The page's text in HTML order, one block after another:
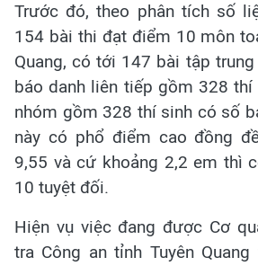
Trước đó, theo phân tích số
154 bài thi đạt điểm 10 môn
Quang, có tới 147 bài tập
báo danh liên tiếp gồm 328 thí
nhóm gồm 328 thí sinh có số
này có phổ điểm cao đồng
9,55 và cứ khoảng 2,2 em thì
10 tuyệt đối.
Hiện vụ việc đang được Cơ
tra Công an tỉnh Tuyên